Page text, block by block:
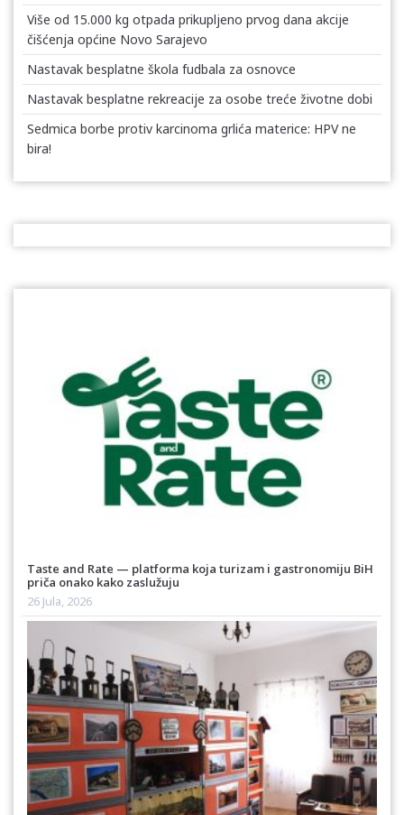
Više od 15.000 kg otpada prikupljeno prvog dana akcije
čišćenja općine Novo Sarajevo
Nastavak besplatne škola fudbala za osnovce
Nastavak besplatne rekreacije za osobe treće životne dobi
Sedmica borbe protiv karcinoma grlića materice: HPV ne
bira!
Taste and Rate — platforma koja turizam i gastronomiju BiH
priča onako kako zaslužuju
26 Jula, 2026